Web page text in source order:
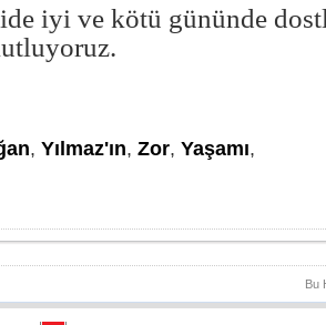
iyi ve kötü gününde
, Yılmaz'ın, Zor, Yaşamı,
Bu